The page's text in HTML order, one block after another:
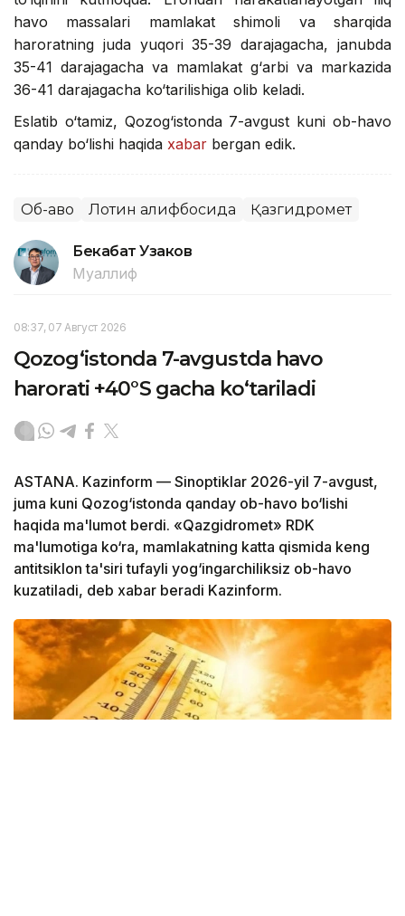
havo massalari mamlakat shimoli va sharqida
haroratning juda yuqori 35-39 darajagacha, janubda
35-41 darajagacha va mamlakat g‘arbi va markazida
36-41 darajagacha ko‘tarilishiga olib keladi.
Eslatib o‘tamiz, Qozog‘istonda 7-avgust kuni ob-havo
qanday bo‘lishi haqida xabar bergan edik.
Об-ҳаво Лотин алифбосида Қазгидромет
Бекабат Узаков
Муаллиф
08:37, 07 Август 2026
Qozog‘istonda 7-avgustda havo
harorati +40°S gacha ko‘tariladi
ASTANA. Kazinform — Sinoptiklar 2026-yil 7-avgust,
juma kuni Qozog‘istonda qanday ob-havo bo‘lishi
haqida ma'lumot berdi. «Qazgidromet» RDK
ma'lumotiga ko‘ra, mamlakatning katta qismida keng
antitsiklon ta'siri tufayli yog‘ingarchiliksiz ob-havo
kuzatiladi, deb xabar beradi Kazinform.